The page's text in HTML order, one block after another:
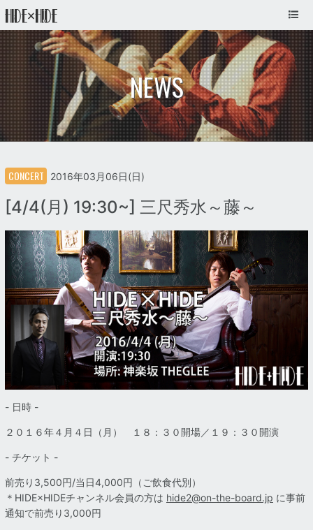
NEWS
CONCERT 2016年03月06日(日)
[4/4(月) 19:30~] 三尺秀水～藤～
- 日時 -
２０１６年４月４日（月） １８：３０開場／１９：３０開演
- チケット -
前売り3,500円/当日4,000円 （ご飲食代別）
＊HIDE×HIDEチャンネル会員の方は hide2@on-the-board.jp に事前
通知で前売り3,000円